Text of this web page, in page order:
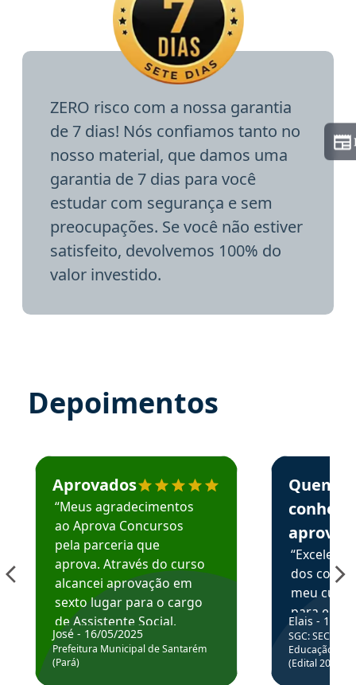
ZERO risco com a nossa garantia
de 7 dias! Nós confiamos tanto no
nosso material, que damos uma
garantia de 7 dias para você
estudar com segurança e sem
preocupações. Se você não estiver
satisfeito, devolvemos 100% do
valor investido.
Depoimentos
Estudante José recomenda o Aprova Concursos em
Aprovados
“Meus agradecimentos
ao Aprova Concursos
pela parceria que
aprova. Através do curso
alcancei aprovação em
sexto lugar para o cargo
de Assistente Social.
Hoje estou atuando na
Prefeitura de Santarém.
José - 16/05/2025
Prefeitura Municipal de Santarém
(Pará)
Estudante
Quem
aprova
dos
meu
para
colocar
através
de
Elais - 15/
SGC: SEC BA
Educação
(Edital